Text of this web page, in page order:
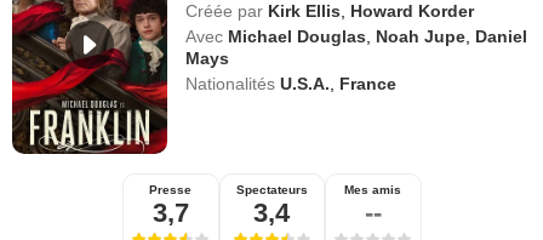
Créée par Kirk Ellis
Howard Korder
Avec Michael Douglas Noah Jupe Daniel
Mays
Nationalités U.S.A. France
Presse
3,7
Spectateurs
3,4
Mes amis
--